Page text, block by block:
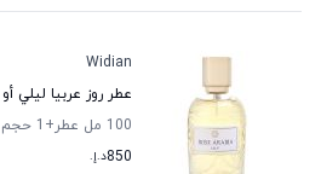
Widian
عطر روز عربيا ليلي
100 مل عطر
+1
حجم
850د.إ.